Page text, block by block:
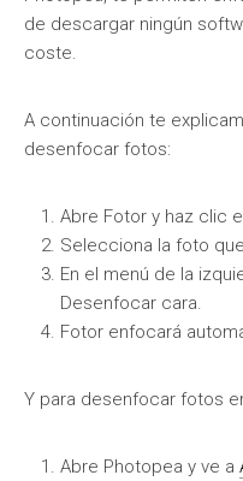
de descargar ningún
coste.
A continuación te
desenfocar fotos:
Abre Fotor y haz clic
Selecciona la foto
En el menú de la
Desenfocar cara.
Fotor enfocará
Y para desenfocar fotos
Abre Photopea y ve a